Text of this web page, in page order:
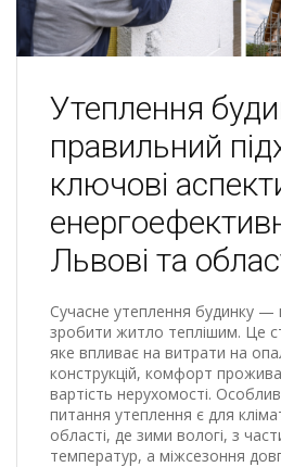
Утеплення
правильний
ключові
Львові та
Сучасне утеплення будинку —
зробити житло теплішим. Це
яке впливає на витрати на
конструкцій, комфорт
вартість нерухомості.
питання утеплення є для
області, де зими вологі, з
температур, а міжсезоння